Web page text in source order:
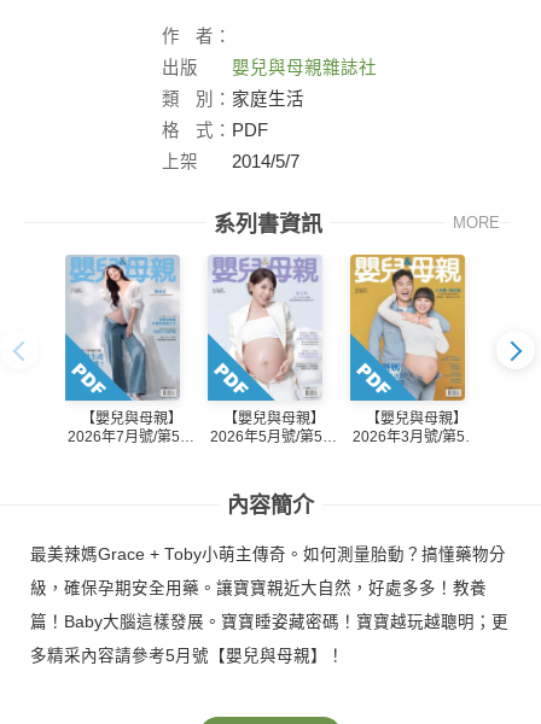
作
者：
出版
社：
嬰兒與母親雜誌社
類
別： 家庭生活
格
式： PDF
上架
2014/5/7
系列書資訊 MORE
【嬰兒與母親】
2026年7月號/第588
【嬰兒與母親】
2026年5月號/第587
【嬰兒與母親】
2026年3月號/第586
內容簡介
最美辣媽Grace + Toby小萌主傳奇。如何測量胎動？搞懂藥物分
級，確保孕期安全用藥。讓寶寶親近大自然，好處多多！教養
篇！Baby大腦這樣發展。寶寶睡姿藏密碼！寶寶越玩越聰明；更
多精采內容請參考5月號【嬰兒與母親】！